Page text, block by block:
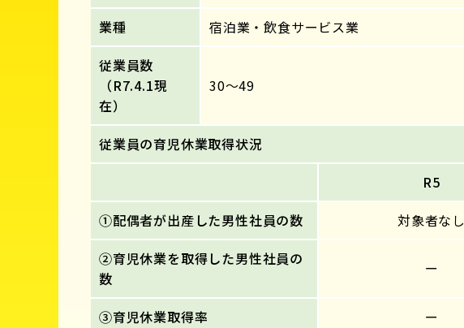
業種
宿泊業・飲食サービス業
従業員数
（R7.4.1現
在）
30～49
従業員の育児休業取得状況
R5
①配偶者が出産した男性社員の数
対象者なし
②育児休業を取得した男性社員の
数
ー
③育児休業取得率 ー